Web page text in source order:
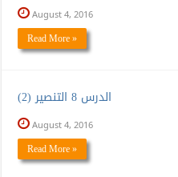
August 4, 2016
Read More »
الدرس 8 التنصير (2)
August 4, 2016
Read More »